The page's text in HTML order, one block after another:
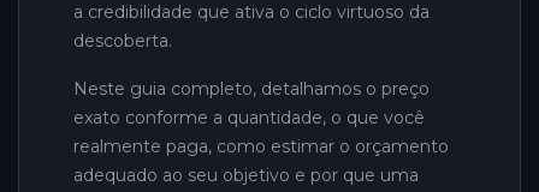
a credibilidade que ativa o ciclo virtuoso da
descoberta.
Neste guia completo, detalhamos o preço
exato conforme a quantidade, o que você
realmente paga, como estimar o orçamento
adequado ao seu objetivo e por que uma